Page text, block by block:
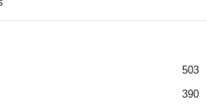
503
390